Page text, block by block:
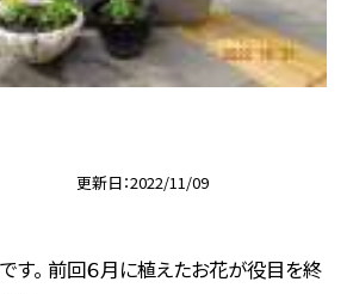
更新日 2022/11/09
す。 前回６月に植えたお花が役目を終